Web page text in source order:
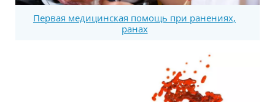
Первая медицинская помощь при ранениях,
ранах